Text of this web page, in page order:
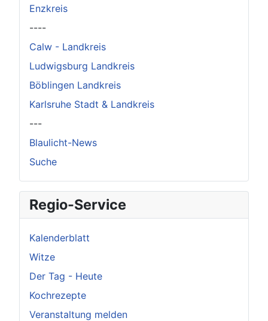
Enzkreis
----
Calw - Landkreis
Ludwigsburg Landkreis
Böblingen Landkreis
Karlsruhe Stadt & Landkreis
---
Blaulicht-News
Suche
Regio-Service
Kalenderblatt
Witze
Der Tag - Heute
Kochrezepte
Veranstaltung melden